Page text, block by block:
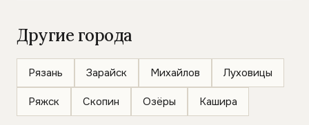
Другие города
Рязань Зарайск Михайлов Луховицы
Ряжск Скопин Озёры Кашира